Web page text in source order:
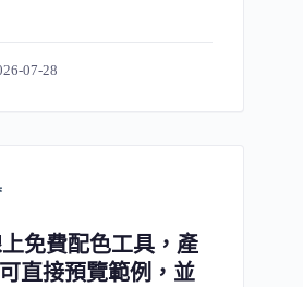
07-28
免費配色工具，產
直接預覽範例，並